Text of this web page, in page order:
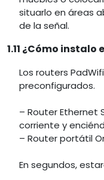
situarlo en áreas
de la señal.
1.11 ¿Cómo
Los routers
preconfigurados.
– Router Ethernet
corriente y
– Router portátil
En segundos,